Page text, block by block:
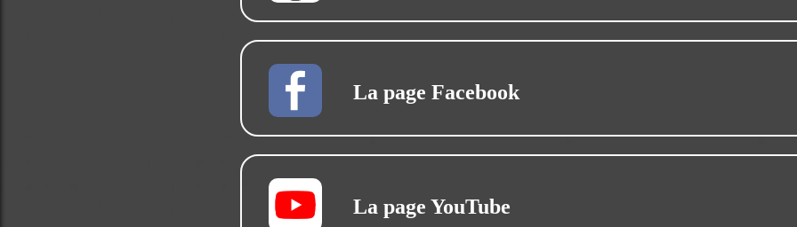
La page Facebook
La page YouTube